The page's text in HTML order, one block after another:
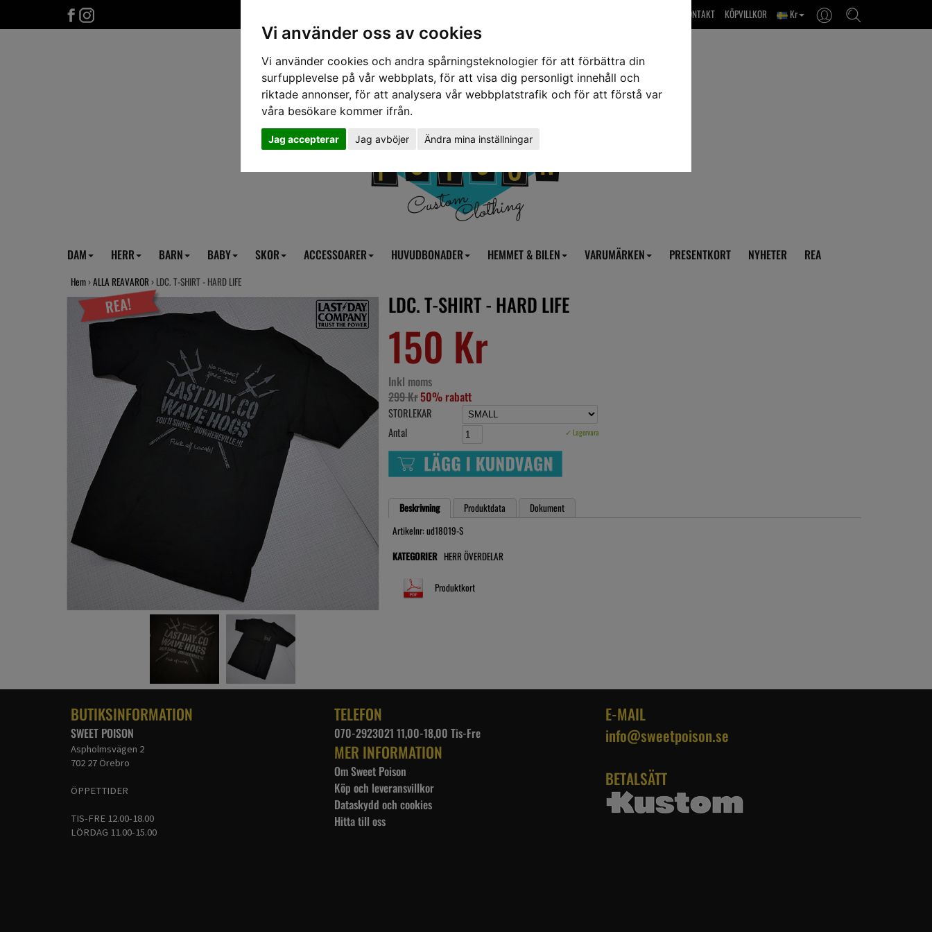
Vi använder oss av cookies
Vi använder cookies och andra spårningsteknologier för att förbättra din
surfupplevelse på vår webbplats, för att visa dig personligt innehåll och
riktade annonser, för att analysera vår webbplatstrafik och för att förstå var
våra besökare kommer ifrån.
Jag accepterar Jag avböjer Ändra mina inställningar
Kr
KÖPVILLKOR
OM OSS & KONTAKT
DAM HERR BARN BABY SKOR ACCESSOARER HUVUDBONADER HEMMET & BILEN VARUMÄRKEN PRESENTKORT NYHETER REA
Hem ›ALLA REAVAROR › LDC. T-SHIRT - HARD LIFE
LDC. T-SHIRT - HARD LIFE
150 Kr
Inkl moms
299 Kr50% rabatt
STORLEKAR
Antal
✓ Lagervara
Beskrivning Produktdata
Dokument
Artikelnr: ud18019-S
KATEGORIER HERR ÖVERDELAR
Produktkort
BUTIKSINFORMATION
SWEET POISON
Aspholmsvägen 2
702 27 Örebro
ÖPPETTIDER
TIS-FRE 12.00-18.00
LÖRDAG 11.00-15.00
TELEFON
070-2923021 11,00-18,00 Tis-Fre
MER INFORMATION
Om Sweet Poison
Köp och leveransvillkor
Dataskydd och cookies
Hitta till oss
E-MAIL
info@sweetpoison.se
BETALSÄTT